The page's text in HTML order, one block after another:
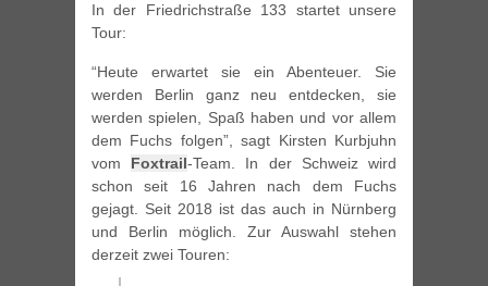
In der Friedrichstraße 133 startet unsere
Tour:
“Heute erwartet sie ein Abenteuer. Sie
werden Berlin ganz neu entdecken, sie
werden spielen, Spaß haben und vor allem
dem Fuchs folgen”, sagt Kirsten Kurbjuhn
vom Foxtrail-Team. In der Schweiz wird
schon seit 16 Jahren nach dem Fuchs
gejagt. Seit 2018 ist das auch in Nürnberg
und Berlin möglich. Zur Auswahl stehen
derzeit zwei Touren: